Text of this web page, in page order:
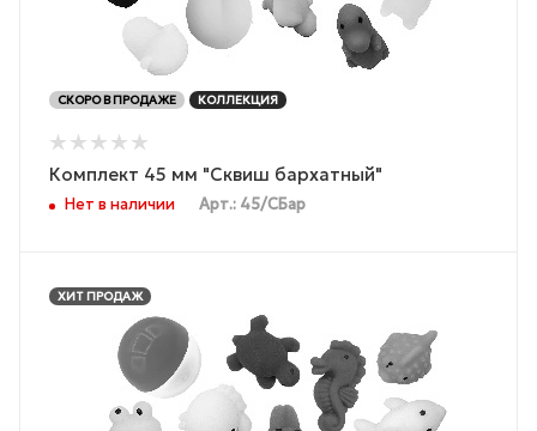
СКОРО В ПРОДАЖЕ КОЛЛЕКЦИЯ
Комплект 45 мм "Сквиш бархатный"
Нет в наличии Арт.: 45/СБар
ХИТ ПРОДАЖ